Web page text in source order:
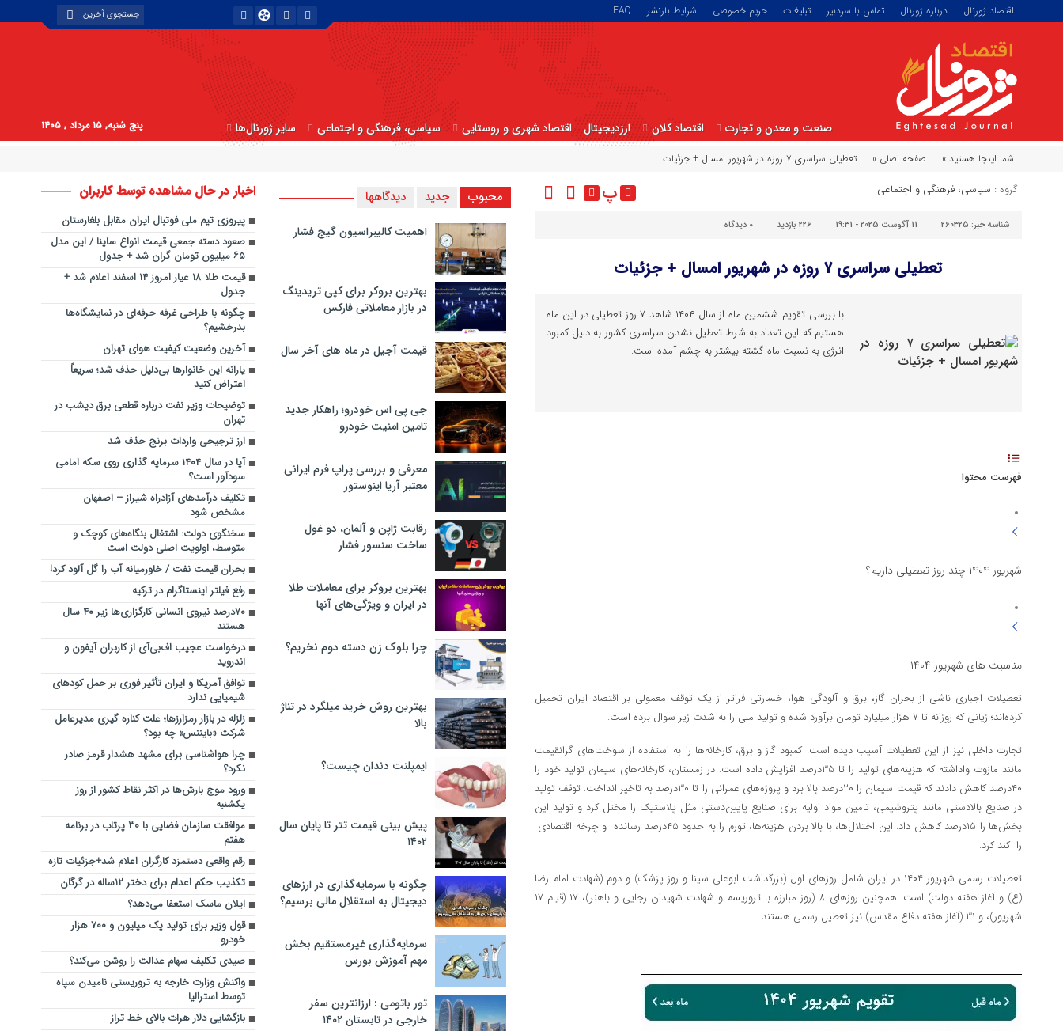
اقتصاد ژورنال درباره ژورنال تماس با سردبیر تبلیغات حریم خصوصی شرایط بازنشر FAQ
صنعت و معدن و تجارت اقتصاد کلان ارزدیجیتال اقتصاد شهری و روستایی سیاسی، فرهنگی و اجتماعی سایر ژورنال‌ها پنج شنبه, ۱۵ مرداد , ۱۴۰۵
شما اینجا هستید » صفحه اصلی » تعطیلی سراسری ۷ روزه در شهریور امسال + جزئیات
گروه : سیاسی، فرهنگی و اجتماعی پ
شناسه خبر: 260325 11 آگوست 2025 - 19:31 226 بازدید ۰ دیدگاه
تعطیلی سراسری ۷ روزه در شهریور امسال + جزئیات
با بررسی تقویم ششمین ماه از سال ۱۴۰۴ شاهد ۷ روز تعطیلی در این ماه
هستیم که این تعداد به شرط تعطیل نشدن سراسری کشور به دلیل کمبود
انرژی به نسبت ماه گشته بیشتر به چشم آمده است.
فهرست محتوا
شهریور ۱۴۰۴ چند روز تعطیلی داریم؟
مناسبت های شهریور ۱۴۰۴
تعطیلات اجباری ناشی از بحران گاز، برق و آلودگی هوا، خسارتی فراتر از یک توقف معمولی بر اقتصاد ایران تحمیل
کرده‌اند؛ زیانی که روزانه تا ۷ هزار میلیارد تومان برآورد شده و تولید ملی را به شدت زیر سوال برده است.
تجارت داخلی نیز از این تعطیلات آسیب دیده است. کمبود گاز و برق، کارخانه‌ها را به استفاده از سوخت‌های گرانقیمت
مانند مازوت واداشته که هزینه‌های تولید را تا ۳۵درصد افزایش داده است. در زمستان، کارخانه‌های سیمان تولید خود را
۴۰درصد کاهش دادند که قیمت سیمان را ۲۰درصد بالا برد و پروژه‌های عمرانی را تا ۳۰درصد به تاخیر انداخت. توقف تولید
در صنایع بالادستی مانند پتروشیمی، تامین مواد اولیه برای صنایع پایین‌دستی مثل پلاستیک را مختل کرد و تولید این
بخش‌ها را ۱۵درصد کاهش داد. این اختلال‌ها، با بالا بردن هزینه‌ها، تورم را به حدود ۴۵درصد رسانده و چرخه اقتصادی
را کند کرد.
تعطیلات رسمی شهریور ۱۴۰۴ در ایران شامل روزهای اول (بزرگداشت ابوعلی سینا و روز پزشک) و دوم (شهادت امام رضا
(ع) و آغاز هفته دولت) است. همچنین روزهای ۸ (روز مبارزه با تروریسم و شهادت شهیدان رجایی و باهنر)، ۱۷ (قیام ۱۷
شهریور)، و ۳۱ (آغاز هفته دفاع مقدس) نیز تعطیل رسمی هستند.
محبوب جدید دیدگاهها
اهمیت کالیبراسیون گیج فشار
بهترین بروکر برای کپی‌ تریدینگ
در بازار معاملاتی فارکس
قیمت آجیل در ماه های آخر سال
جی پی اس خودرو؛ راهکار جدید
تامین امنیت خودرو
معرفی و بررسی پراپ فرم ایرانی
معتبر آریا اینوستور
رقابت ژاپن و آلمان، دو غول
ساخت سنسور فشار
بهترین بروکر برای معاملات طلا
در ایران و ویژگی‌های آنها
چرا بلوک زن دسته دوم نخریم؟
بهترین روش خرید میلگرد در تناژ
بالا
ایمپلنت دندان چیست؟
پیش بینی قیمت تتر تا پایان سال
۱۴۰۲
چگونه با سرمایه‌گذاری در ارزهای
دیجیتال به استقلال مالی برسیم؟
سرمایه‌گذاری غیرمستقیم بخش
مهم آموزش بورس
تور باتومی : ارزانترین سفر
خارجی در تابستان ۱۴۰۲
اخبار در حال مشاهده توسط کاربران
پیروزی تیم ملی فوتبال ایران مقابل بلغارستان
صعود دسته جمعی قیمت انواع ساینا / این مدل
۶۵ میلیون تومان گران شد + جدول
قیمت طلا ۱۸ عیار امروز ۱۴ اسفند اعلام شد +
جدول
چگونه با طراحی غرفه حرفه‌ای در نمایشگاه‌ها
بدرخشیم؟
آخرین وضعیت کیفیت هوای تهران
یارانه این خانوارها بی‌دلیل حذف شد؛ سریعاً
اعتراض کنید
توضیحات وزیر نفت درباره قطعی برق دیشب در
تهران
ارز ترجیحی واردات برنج حذف شد
آیا در سال ۱۴۰۴ سرمایه گذاری روی سکه امامی
سودآور است؟
تکلیف درآمدهای آزادراه شیراز – اصفهان
مشخص شود
سخنگوی دولت: اشتغال بنگاه‌های کوچک و
متوسط، اولویت اصلی دولت است
بحران قیمت نفت / خاورمیانه آب را گل آلود کرد!
رفع فیلتر اینستاگرام در ترکیه
۷۰درصد نیروی انسانی کارگزاری‌ها زیر ۴۰ سال
هستند
درخواست عجیب اف‌بی‌آی از کاربران آیفون و
اندروید
توافق آمریکا و ایران تأثیر فوری بر حمل کودهای
شیمیایی ندارد
زلزله در بازار رمزارزها؛ علت کناره ‎گیری مدیرعامل
شرکت «بایننس» چه بود؟
چرا هواشناسی برای مشهد هشدار قرمز صادر
نکرد؟
ورود موج‌ بارش‌ها در اکثر نقاط کشور از روز
یکشنبه
موافقت سازمان فضایی با ۳۰ پرتاب در برنامه
هفتم
رقم واقعی دستمزد کارگران اعلام شد+جزئیات تازه
تکذیب حکم اعدام برای دختر ۱۲ساله در گرگان‌
ایلان ماسک استعفا می‌دهد؟
قول وزیر برای تولید یک میلیون و ۷۰۰ هزار
خودرو
صیدی تکلیف سهام عدالت را روشن می‌کند؟
واکنش وزارت خارجه به تروریستی نامیدن سپاه
توسط استرالیا
بازگشایی دلار هرات بالای خط تراز